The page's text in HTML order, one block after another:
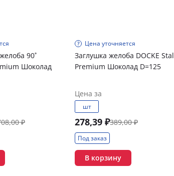
90˚
Шоколад
₽
Цена уточняется
Заглушка желоба DOCKE Stal
Premium Шоколад D=125
Цена за
шт
278,39 ₽389,00 ₽
Под заказ
В корзину